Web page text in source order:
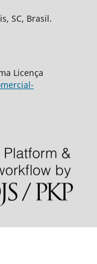
SC, Brasil.
Licença